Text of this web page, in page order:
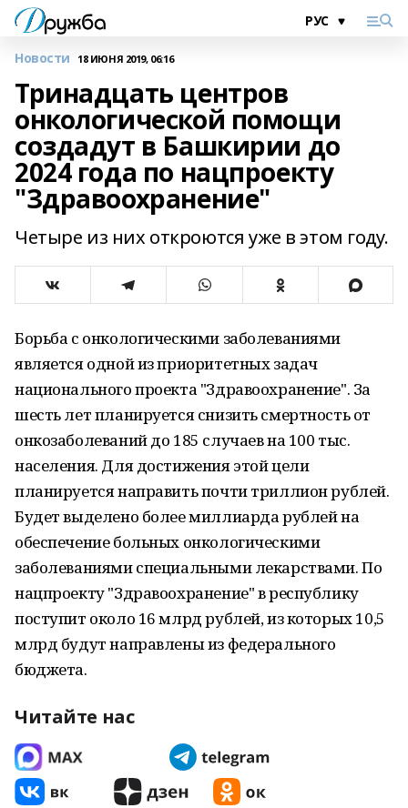
Новости 18 ИЮНЯ 2019, 06:16
Тринадцать центров
онкологической помощи
создадут в Башкирии до
2024 года по нацпроекту
"Здравоохранение"
Четыре из них откроются уже в этом году.
Борьба с онкологическими заболеваниями
является одной из приоритетных задач
национального проекта "Здравоохранение". За
шесть лет планируется снизить смертность от
онкозаболеваний до 185 случаев на 100 тыс.
населения. Для достижения этой цели
планируется направить почти триллион рублей.
Будет выделено более миллиарда рублей на
обеспечение больных онкологическими
заболеваниями специальными лекарствами. По
нацпроекту "Здравоохранение" в республику
поступит около 16 млрд рублей, из которых 10,5
млрд будут направлены из федерального
бюджета.
Читайте нас